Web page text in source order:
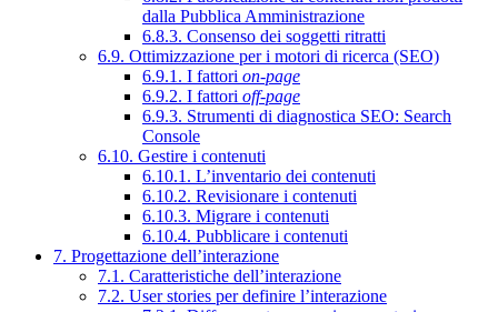
dalla Pubblica Amministrazione
6.8.3. Consenso dei soggetti ritratti
6.9. Ottimizzazione per i motori di ricerca (SEO)
6.9.1. I fattori on-page
6.9.2. I fattori off-page
6.9.3. Strumenti di diagnostica SEO: Search
Console
6.10. Gestire i contenuti
6.10.1. L’inventario dei contenuti
6.10.2. Revisionare i contenuti
6.10.3. Migrare i contenuti
6.10.4. Pubblicare i contenuti
7. Progettazione dell’interazione
7.1. Caratteristiche dell’interazione
7.2. User stories per definire l’interazione